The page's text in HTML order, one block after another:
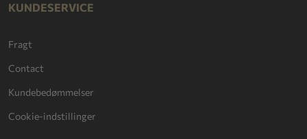
KUNDESERVICE
Fragt
Contact
Kundebedømmelser
Cookie-indstillinger